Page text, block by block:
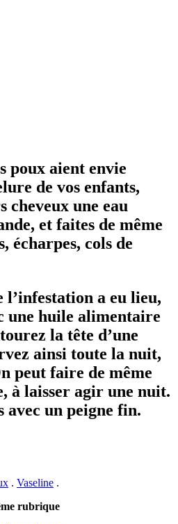
poux aient envie
de vos enfants,
cheveux une eau
et faites de même
écharpes, cols de
l’infestation a eu lieu,
une huile alimentaire
la tête d’une
ainsi toute la nuit,
peut faire de même
à laisser agir une nuit.
un peigne fin.
. Vaseline .
rubrique